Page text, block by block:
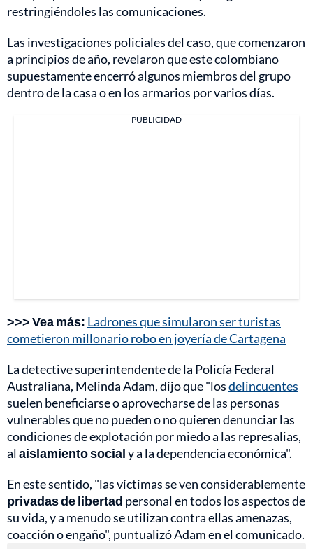
restringiéndoles las comunicaciones.
Las investigaciones policiales del caso, que comenzaron
a principios de año, revelaron que este colombiano
supuestamente encerró algunos miembros del grupo
dentro de la casa o en los armarios por varios días.
PUBLICIDAD
>>> Vea más: Ladrones que simularon ser turistas
cometieron millonario robo en joyería de Cartagena
La detective superintendente de la Policía Federal
Australiana, Melinda Adam, dijo que "losdelincuentes
suelen beneficiarse o aprovecharse de las personas
vulnerables que no pueden o no quieren denunciar las
condiciones de explotación por miedo a las represalias,
alaislamiento socialy a la dependencia económica".
En este sentido, "las víctimas se ven considerablemente
privadas de libertad personal en todos los aspectos de
su vida, y a menudo se utilizan contra ellas amenazas,
coacción o engaño", puntualizó Adam en el comunicado.